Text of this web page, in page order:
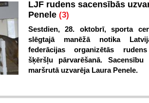
LJF rudens sacensībās
Penele (3)
Sestdien, 28. oktobrī, sporta
slēgtajā manēžā notika
federācijas organizētās
šķēršļu pārvarēšanā. Sacensību
maršrutā uzvarēja Laura Penele.